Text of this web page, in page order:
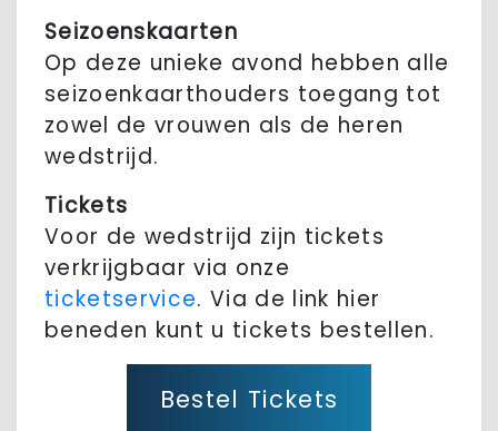
Seizoenskaarten
Op deze unieke avond hebben alle
seizoenkaarthouders toegang tot
zowel de vrouwen als de heren
wedstrijd.
Tickets
Voor de wedstrijd zijn tickets
verkrijgbaar via onze
ticketservice. Via de link hier
beneden kunt u tickets bestellen.
Bestel Tickets